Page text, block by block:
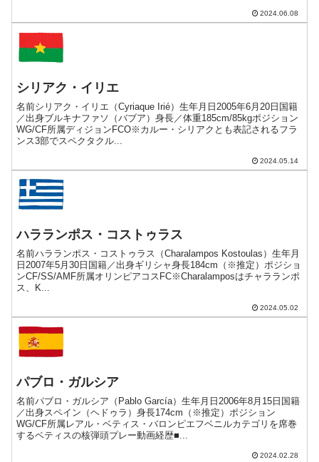
2024.06.08
シリアク・イリエ
名前シリアク・イリエ（Cyriaque Irié）生年月日2005年6月20日国籍
／出身ブルキナファソ（バブア）身長／体重185cm/85kgポジション
WG/CF所属ディジョンFCO※カルー・シリアクとも表記されるフラ
ンス3部でスペクタクル...
2024.05.14
ハラランポス・コストゥラス
名前ハラランポス・コストゥラス（Charalampos Kostoulas）生年月
日2007年5月30日国籍／出身ギリシャ身長184cm（※推定）ポジショ
ンCF/SS/AMF所属オリンピアコスFC※Charalamposはチャラランポ
ス、K...
2024.05.02
パブロ・ガルシア
名前パブロ・ガルシア（Pablo García）生年月日2006年8月15日国籍
／出身スペイン（ヘドゥラ）身長174cm（※推定）ポジション
WG/CF所属レアル・ベティス・バロンピエフベニルカテゴリを席巻
するベティスの核弾頭プレー動画経歴■...
2024.02.28